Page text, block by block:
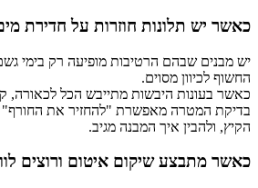
כאשר יש תלונות חוזרות על חדירת
יש מבנים שבהם הרטיבות מופיעה רק בימי
החשוף לכיוון מסוים.
כאשר בעונות היבשות מתייבש הכל
בדיקת המטרה מאפשרת "להחזיר את החורף"
הקיץ, ולהבין איך המבנה מגיב.
כאשר מתבצע שיקום איטום ורוצים